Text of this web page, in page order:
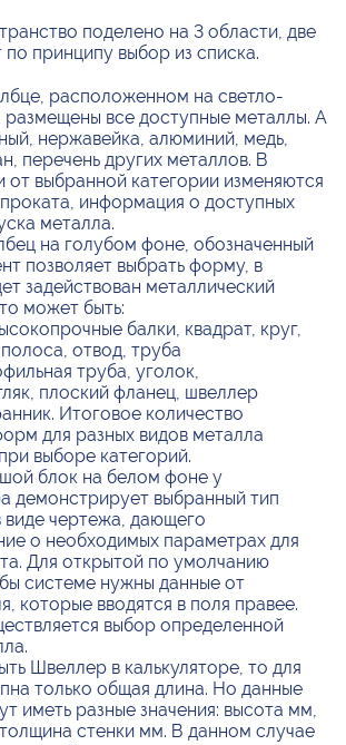
поделено на 3 области, две
по принципу выбор из списка.
расположенном на светло-
все доступные металлы. А
нержавейка, алюминий, медь,
перечень других металлов. В
от выбранной категории изменяются
информация о доступных
металла.
на голубом фоне, обозначенный
позволяет выбрать форму, в
задействован металлический
может быть:
балки, квадрат, круг,
отвод, труба
труба, уголок,
плоский фланец, швеллер
Итоговое количество
для разных видов металла
выборе категорий.
блок на белом фоне у
демонстрирует выбранный тип
виде чертежа, дающего
о необходимых параметрах для
Для открытой по умолчанию
системе нужны данные от
которые вводятся в поля правее.
выбор определенной
Швеллер в калькуляторе, то для
только общая длина. Но данные
иметь разные значения: высота мм,
стенки мм. В данном случае